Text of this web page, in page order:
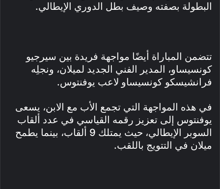
البطولة بصفته وصيف بطل الدوري الإيطالي.
تتضمن المباراة أيضًا مواجهة فريدة بين سيرجيو
كونسيساو، المدير الفني الجديد لميلان، ونجلِه
فرانشيسكو كونسيساو لاعب يوفنتوس.
في هذه المواجهة التي تجمع الأب مع الابن، يسعى
يوفنتوس إلى تعزيز رقمه القياسي في عدد ألقاب
السوبر الإيطالي، حيث يمتلك 9 ألقاب، بينما يطمح
ميلان في التتويج باللقب.